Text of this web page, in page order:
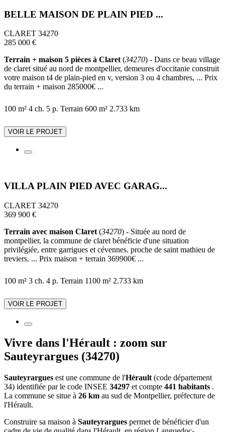
BELLE MAISON DE PLAIN PIED ...
CLARET 34270
285 000 €
Terrain + maison 5 pièces à Claret(34270) - Dans ce beau village
de claret situé au nord de montpellier, demeures d'occitanie construit
votre maison t4 de plain-pied en v, version 3 ou 4 chambres, ... Prix
du terrain + maison 285000€ ...
100 m² 4 ch. 5 p. Terrain 600 m² 2.733 km
VOIR LE PROJET
VILLA PLAIN PIED AVEC GARAG...
CLARET 34270
369 900 €
Terrain avec maison Claret (34270) - Située au nord de
montpellier, la commune de claret bénéficie d'une situation
privilégiée, entre garrigues et cévennes. proche de saint mathieu de
treviers. ... Prix maison + terrain 369900€ ...
100 m² 3 ch. 4 p. Terrain 1100 m² 2.733 km
VOIR LE PROJET
Vivre dans l'Hérault : zoom sur
Sauteyrargues (34270)
Sauteyrargues est une commune de l'Hérault (code département
34) identifiée par le code INSEE 34297 et compte 441 habitants .
La commune se situe à 26 km au sud de Montpellier, préfecture de
l'Hérault.
Construire sa maison à Sauteyrargues permet de bénéficier d'un